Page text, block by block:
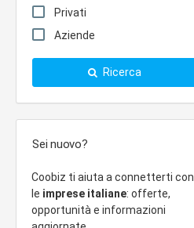
Privati
Aziende
Ricerca
Sei nuovo?
Coobiz ti aiuta a connetterti con
le imprese italiane: offerte,
opportunità e informazioni